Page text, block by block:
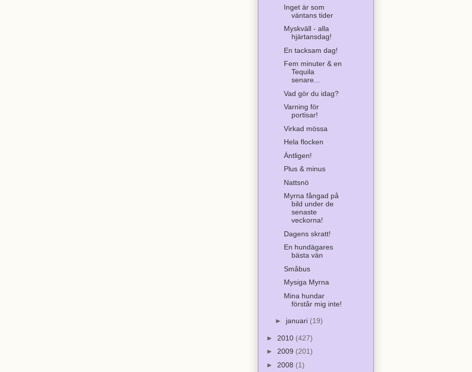
Inget är som
väntans tider
Myskväll - alla
hjärtansdag!
En tacksam dag!
Fem minuter & en
Tequila
senare...
Vad gör du idag?
Varning för
portisar!
Virkad mössa
Hela flocken
Äntligen!
Plus & minus
Nattsnö
Myrna fångad på
bild under de
senaste
veckorna!
Dagens skratt!
En hundägares
bästa vän
Småbus
Mysiga Myrna
Mina hundar
förstår mig inte!
► januari (19)
► 2010 (427)
► 2009 (201)
► 2008 (1)